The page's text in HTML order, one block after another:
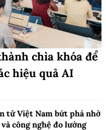
chìa khóa để
hiệu quả AI
tử Việt Nam bứt phá nhờ
công nghệ đo lường